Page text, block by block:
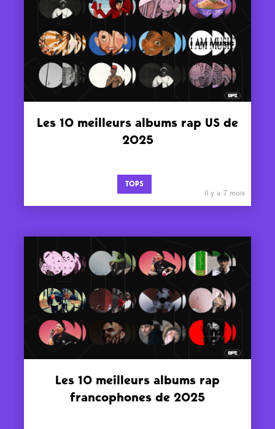
Les 10 meilleurs albums rap US de
2025
TOPS
il y a 7 mois
Les 10 meilleurs albums rap
francophones de 2025